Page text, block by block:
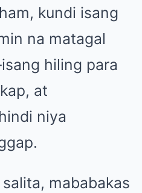
kundi isang
na matagal
hiling para
at
niya
mababakas